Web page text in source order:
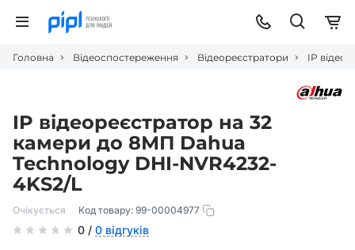
Головна Відеоспостереження Відеореєстратори IP
IP відеореєстратор на 32
камери до 8МП Dahua
Technology DHI-NVR4232-
4KS2/L
Очікується Код товару: 99-00004977
0 / 0 відгуків